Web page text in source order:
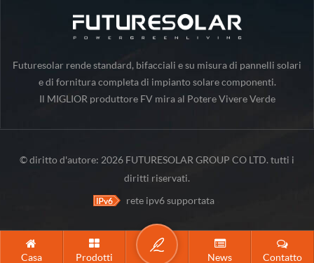
Futuresolar rende standard, bifacciali e su misura di pannelli solari
e di fornitura completa di impianto solare componenti.
Il MIGLIOR produttore FV mira al Potere Vivere Verde
© diritto d'autore: 2026 FUTURESOLAR GROUP CO LTD. tutti i
diritti riservati.
rete ipv6 supportata
Casa Prodotti News Contatto